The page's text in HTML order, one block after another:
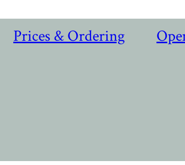
Prices & Ordering